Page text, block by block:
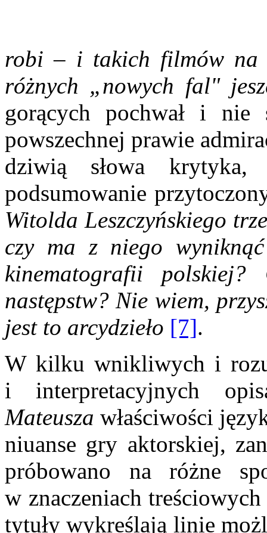
robi – i takich filmów na
różnych „nowych fal"
gorących pochwał i nie
powszechnej prawie
dziwią słowa krytyka,
podsumowanie
Witolda Leszczyńskiego
czy ma z niego wyniknąć
kinematografii
następstw? Nie wiem,
jest to arcydzieło [7].
W kilku wnikliwych i
i interpretacyjnych
Mateusza właściwości
niuanse gry aktorskiej,
próbowano na różne
w znaczeniach
tytuły wykreślają linie